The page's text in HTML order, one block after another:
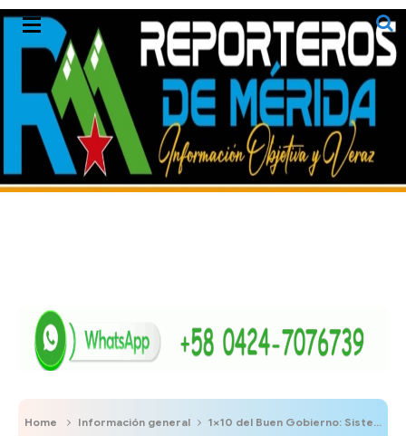
Home Información general 1×10 del Buen Gobierno: Sistema de atención social más innovador de Latinoamérica